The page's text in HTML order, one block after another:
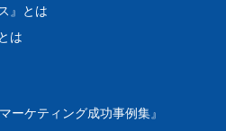
』とは
は
ーケティング成功事例集』